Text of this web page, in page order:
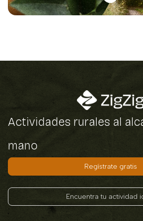
Actividades rurales al
mano
Regístrate gratis
Encuentra tu actividad